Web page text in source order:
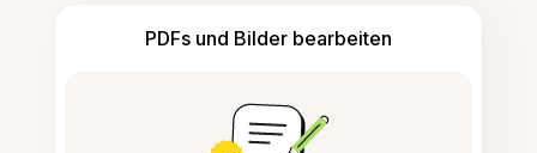
PDFs und Bilder bearbeiten